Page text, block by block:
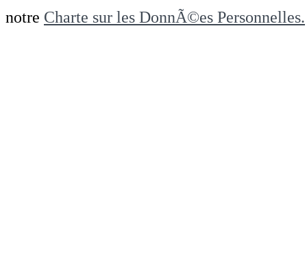
notre Charte sur les DonnÃ©es Personnelles.